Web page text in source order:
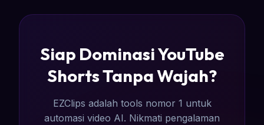
Siap Dominasi YouTube
Shorts Tanpa Wajah?
EZClips adalah tools nomor 1 untuk
automasi video AI. Nikmati pengalaman